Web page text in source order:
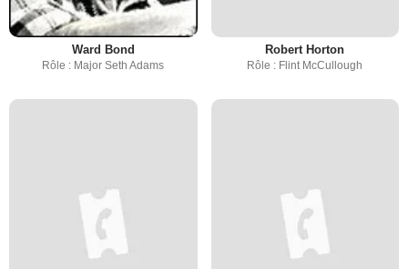
Ward Bond
Rôle : Major Seth Adams
Robert Horton
Rôle : Flint McCullough